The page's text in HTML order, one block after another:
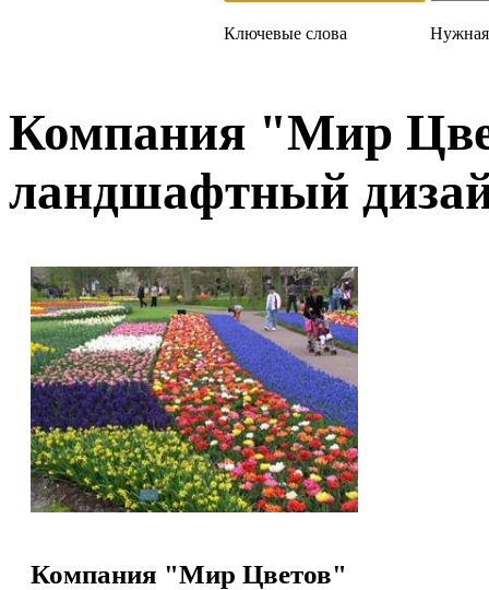
Ключевые слова Нужная
Компания "Мир
ландшафтный
Компания "Мир Цветов"